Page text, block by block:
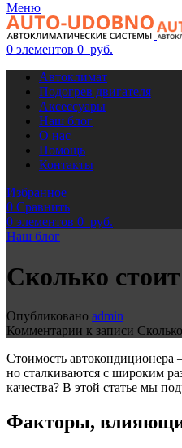
Меню
0 элементов 0 руб.
Автоклимат
Подогрев двигателя
Аксессуары
Наш блог
О нас
Помощь
Контакты
Избранное
0 Сравнить
0 элементов 0 руб.
Наш блог
Сколько
Опубликовано admin
Комментарии к записи
Стоимость автокондиционера
но сталкиваются с широким
качества? В этой статье мы
Факторы,